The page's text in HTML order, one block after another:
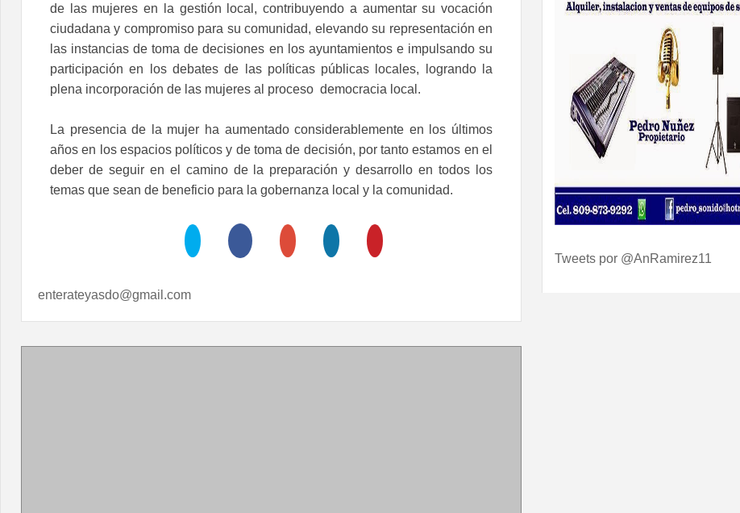
de las mujeres en la gestión local, contribuyendo a aumentar su vocación
ciudadana y compromiso para su comunidad, elevando su representación en
las instancias de toma de decisiones en los ayuntamientos e impulsando su
participación en los debates de las políticas públicas locales, logrando la
plena incorporación de las mujeres al proceso  democracia local.
La presencia de la mujer ha aumentado considerablemente en los últimos
años en los espacios políticos y de toma de decisión, por tanto estamos en el
deber de seguir en el camino de la preparación y desarrollo en todos los
temas que sean de beneficio para la gobernanza local y la comunidad.
enterateyasdo@gmail.com
Tweets por @AnRamirez11